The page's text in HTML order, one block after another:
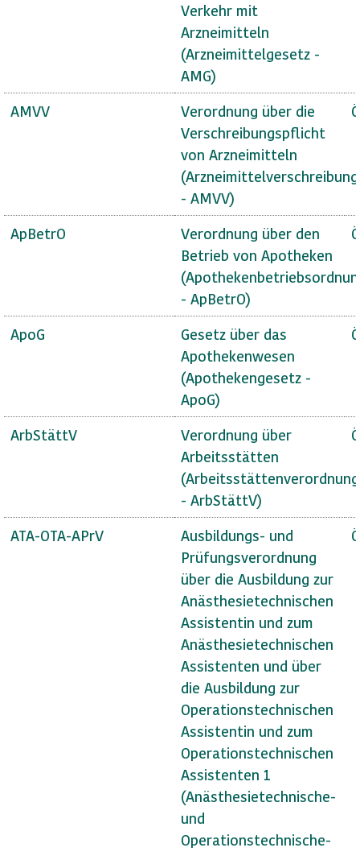
Verkehr mit
Arzneimitteln
(Arzneimittelgesetz -
AMG)
AMVV
Verordnung über die
Verschreibungspflicht
von Arzneimitteln
- AMVV)
ApBetrO
Verordnung über den
Betrieb von Apotheken
- ApBetrO)
ApoG
Gesetz über das
Apothekenwesen
(Apothekengesetz -
ApoG)
ArbStättV
Verordnung über
Arbeitsstätten
(Arbeitsstättenverordnung
- ArbStättV)
ATA-OTA-APrV
Ausbildungs- und
Prüfungsverordnung
über die Ausbildung zur
Anästhesietechnischen
Assistentin und zum
Anästhesietechnischen
Assistenten und über
die Ausbildung zur
Operationstechnischen
Assistentin und zum
Operationstechnischen
Assistenten 1
(Anästhesietechnische-
und
Operationstechnische-